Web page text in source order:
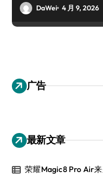
DaWei 4 月 9, 2026
广告
最新文章
荣耀Magic8 Pro Air